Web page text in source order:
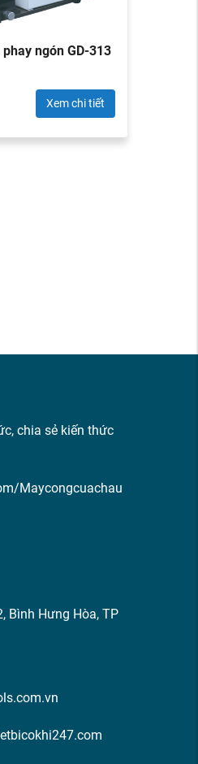
ngón GD-313
Xem chi tiết
chia sẻ kiến thức
Maycongcuachau
Bình Hưng Hòa, TP